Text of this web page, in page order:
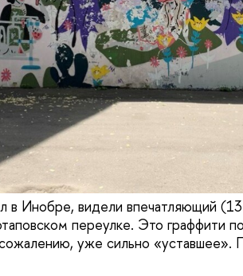
в Инобре, видели впечатляющий
переулке. Это граффити
уже сильно «уставшее».